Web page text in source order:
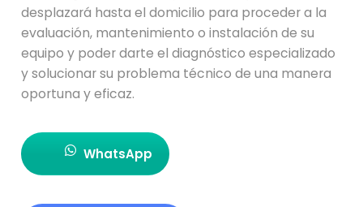
desplazará hasta el domicilio para proceder a la
evaluación, mantenimiento o instalación de su
equipo y poder darte el diagnóstico especializado
y solucionar su problema técnico de una manera
oportuna y eficaz.
WhatsApp